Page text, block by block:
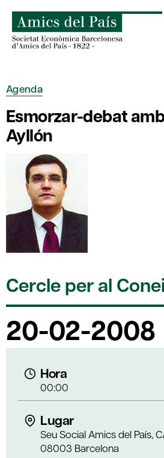
content
Agenda
Esmorzar-debat
Ayllón
Cercle per al
20-02-2008
Hora
00:00
Lugar
Seu Social Amics del País,
08003 Barcelona